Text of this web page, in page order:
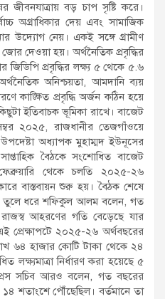
জীবনযাত্রায় বড় চাপ সৃষ্টি করে।
অগ্রাধিকার দেয় এবং সামাজিক
উদ্যোগ নেয়। একই সঙ্গে গ্রামীণ
দেওয়া হয়। অর্থনৈতিক প্রবৃদ্ধির
জিডিপি প্রবৃদ্ধির লক্ষ্য ৫ থেকে ৫.৬
অনিশ্চয়তা, আমদানি ব্যয়
কাঙ্ক্ষিত প্রবৃদ্ধি অর্জন কঠিন হয়ে
ইতিবাচক ভূমিকা রাখে। বাজেট
২০২৫, রাজধানীর তেজগাঁওয়ে
উপদেষ্টা অধ্যাপক মুহাম্মদ ইউনূসের
বৈঠকে সংশোধিত বাজেট
থেকে চলতি ২০২৫-২৬
বাস্তবায়ন শুরু হয়। বৈঠক শেষে
তুলে ধরে শফিকুল আলম বলেন, গত
আহরণের গতি বেড়েছে যার
প্রেক্ষাপটে ২০২৫-২৬ অর্থবছরের
৬৪ হাজার কোটি টাকা থেকে ২৪
লক্ষ্যমাত্রা নির্ধারণ করা হয়েছে ৫
সচিব আরও বলেন, গত বছরের
১৪ শতাংশে পৌঁছেছিল। বর্তমানে তা